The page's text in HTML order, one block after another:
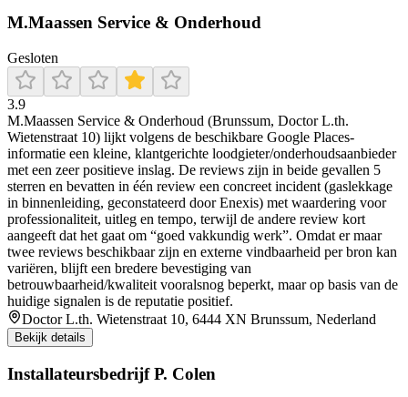
M.Maassen Service & Onderhoud
Gesloten
3.9
M.Maassen Service & Onderhoud (Brunssum, Doctor L.th.
Wietenstraat 10) lijkt volgens de beschikbare Google Places-
informatie een kleine, klantgerichte loodgieter/onderhoudsaanbieder
met een zeer positieve inslag. De reviews zijn in beide gevallen 5
sterren en bevatten in één review een concreet incident (gaslekkage
in binnenleiding, geconstateerd door Enexis) met waardering voor
professionaliteit, uitleg en tempo, terwijl de andere review kort
aangeeft dat het gaat om “goed vakkundig werk”. Omdat er maar
twee reviews beschikbaar zijn en externe vindbaarheid per bron kan
variëren, blijft een bredere bevestiging van
betrouwbaarheid/kwaliteit vooralsnog beperkt, maar op basis van de
huidige signalen is de reputatie positief.
Doctor L.th. Wietenstraat 10, 6444 XN Brunssum, Nederland
Bekijk details
Installateursbedrijf P. Colen